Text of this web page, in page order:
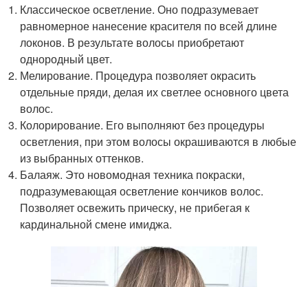
Классическое осветление. Оно подразумевает
равномерное нанесение красителя по всей длине
локонов. В результате волосы приобретают
однородный цвет.
Мелирование. Процедура позволяет окрасить
отдельные пряди, делая их светлее основного цвета
волос.
Колорирование. Его выполняют без процедуры
осветления, при этом волосы окрашиваются в любые
из выбранных оттенков.
Балаяж. Это новомодная техника покраски,
подразумевающая осветление кончиков волос.
Позволяет освежить прическу, не прибегая к
кардинальной смене имиджа.